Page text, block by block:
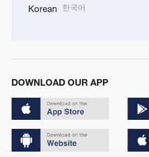
Korean 한국어
DOWNLOAD OUR APP